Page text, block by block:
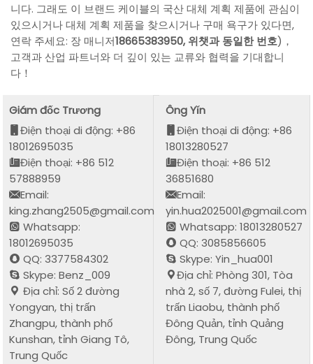
니다. 그래도 이 브랜드 케이블의 국산 대체 계획 제품에 관심이
있으시거나 대체 계획 제품을 찾으시거나 구매 욕구가 있다면,
연락 주세요: 장 매니저18665383950, 위챗과 동일한 번호)，
고객과 산업 파트너와 더 깊이 있는 교류와 협력을 기대합니
다！
Giám đốc Trương
Điện thoại di động: +86
18012695035
Điện thoại: +86 512
57888959
Email:
king.zhang2505@gmail.com
Whatsapp:
18012695035
QQ: 3377584302
Skype: Benz_009
Địa chỉ: Số 2 đường
Yongyan, thị trấn
Zhangpu, thành phố
Kunshan, tỉnh Giang Tô,
Trung Quốc
Ông Yǐn
Điện thoại di động: +86
18013280527
Điện thoại: +86 512
36851680
Email:
yin.hua2025001@gmail.com
Whatsapp: 18013280527
QQ: 3085856605
Skype: Yin_hua001
Địa chỉ: Phòng 301, Tòa
nhà 2, số 7, đường Fulei, thị
trấn Liaobu, thành phố
Đông Quản, tỉnh Quảng
Đông, Trung Quốc